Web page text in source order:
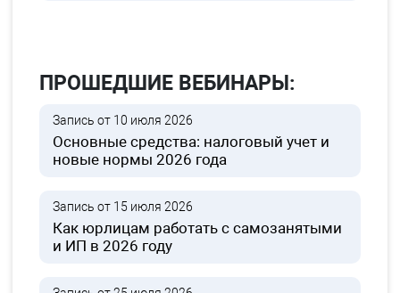
ПРОШЕДШИЕ ВЕБИНАРЫ:
Запись от 10 июля 2026
Основные средства: налоговый учет и
новые нормы 2026 года
Запись от 15 июля 2026
Как юрлицам работать с самозанятыми
и ИП в 2026 году